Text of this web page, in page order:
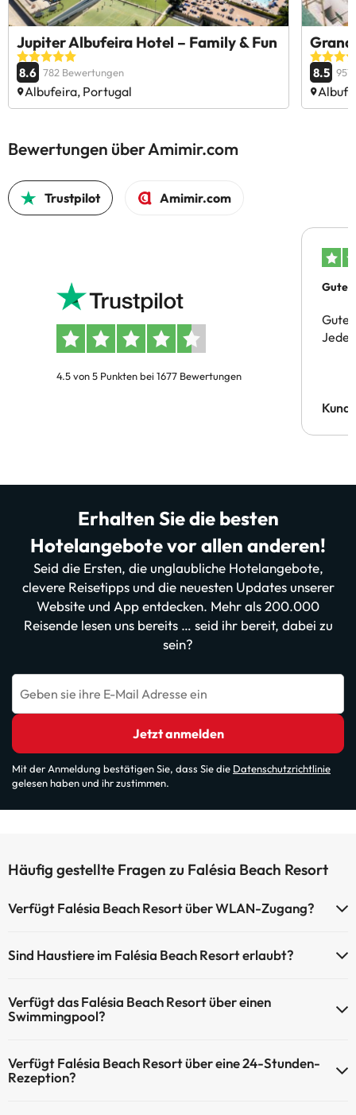
Jupiter Albufeira Hotel – Family & Fun
8.6 782 Bewertungen
Albufeira, Portugal
8.5
Bewertungen über Amimir.com
Trustpilot Amimir.com
4.5 von 5 Punkten bei 1677 Bewertungen
Gutes
Gute
Erhalten Sie die besten
Hotelangebote vor allen anderen!
Seid die Ersten, die unglaubliche Hotelangebote,
clevere Reisetipps und die neuesten Updates unserer
Website und App entdecken. Mehr als 200.000
Reisende lesen uns bereits … seid ihr bereit, dabei zu
sein?
Geben sie ihre E-Mail Adresse ein
Jetzt anmelden
Mit der Anmeldung bestätigen Sie, dass Sie die Datenschutzrichtlinie
gelesen haben und ihr zustimmen.
Häufig gestellte Fragen zu Falésia Beach Resort
Verfügt Falésia Beach Resort über WLAN-Zugang?
Sind Haustiere im Falésia Beach Resort erlaubt?
Verfügt das Falésia Beach Resort über einen
Swimmingpool?
Service ist eventuell gebührenpflichtig). Hier finden Sie weitere
Informationen über das Schwimmbad und andere Einrichtungen.
Verfügt Falésia Beach Resort über eine 24-Stunden-
Rezeption?